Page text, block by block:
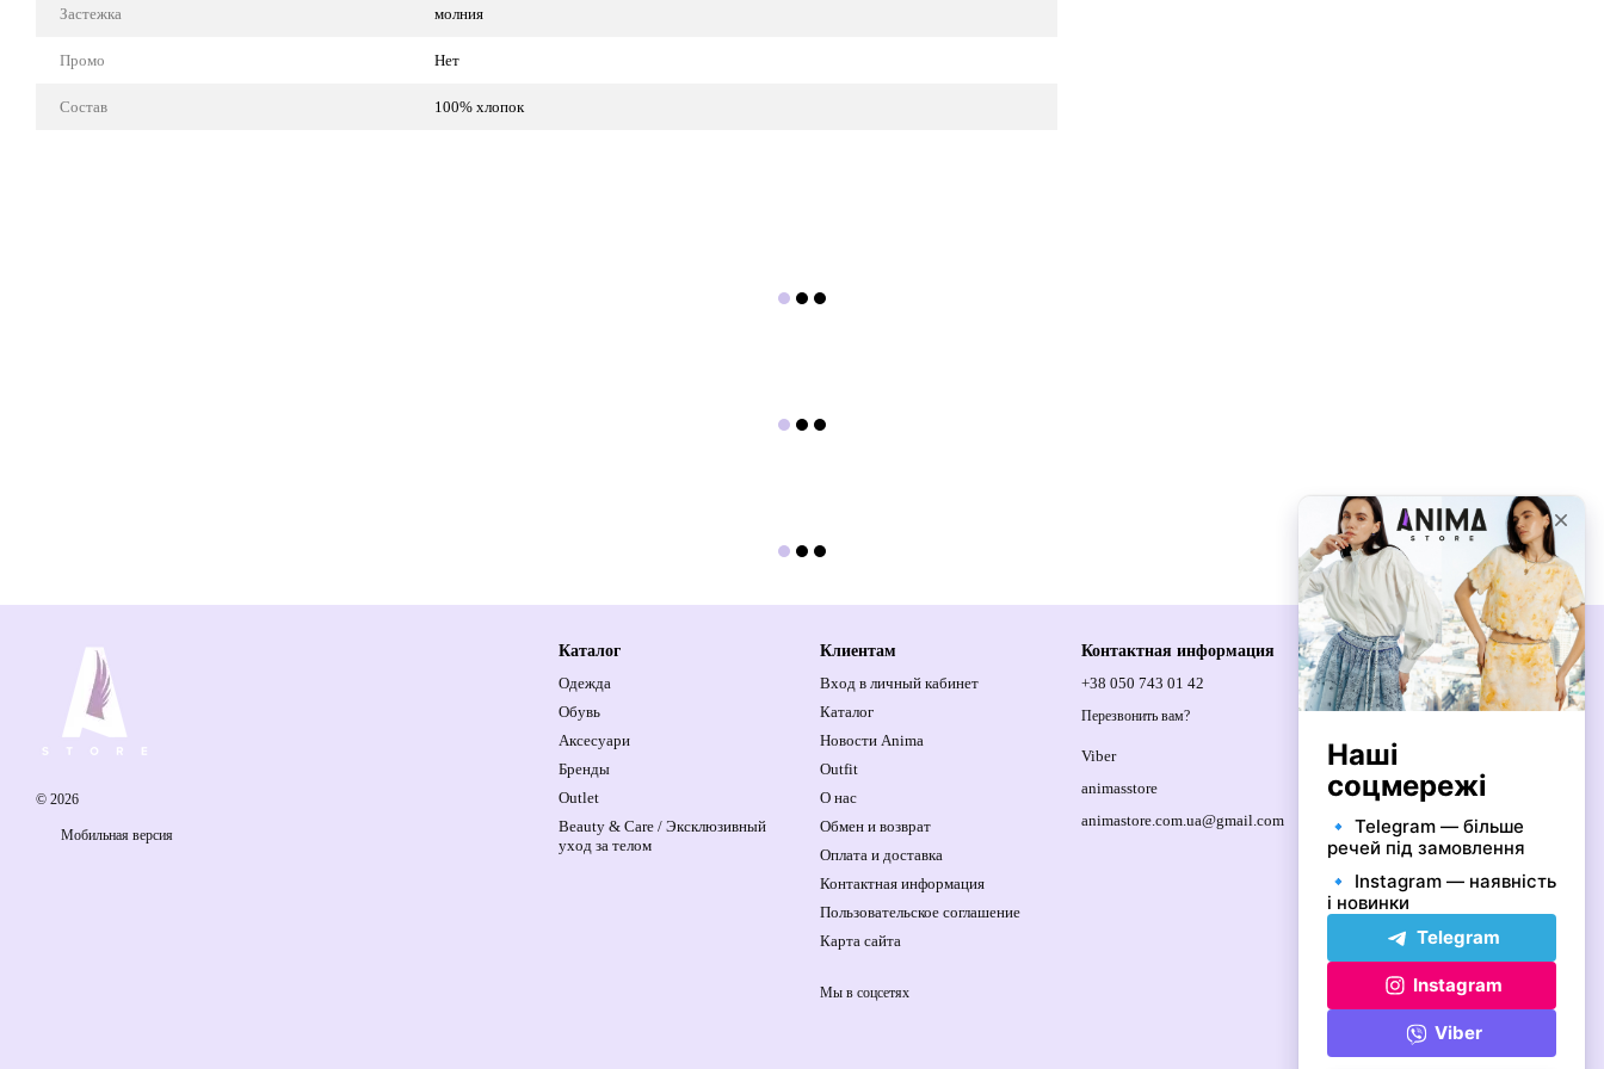
Застежка молния
Промо Нет
Состав 100% хлопок
© 2026
Мобильная версия
Каталог
Одежда
Обувь
Аксесуари
Бренды
Outlet
Beauty & Care / Эксклюзивный
уход за телом
Клиентам
Вход в личный кабинет
Каталог
Новости Anima
Outfit
О нас
Обмен и возврат
Оплата и доставка
Контактная информация
Пользовательское соглашение
Карта сайта
Мы в соцсетях
Контактная информация
+38 050 743 01 42
Перезвонить вам?
Viber
animasstore
animastore.com.ua@gmail.com
Спортивна площа, 1, м.Київ, 01021,
Україна